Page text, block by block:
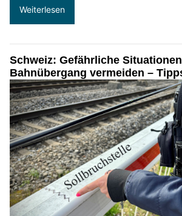
Weiterlesen
Schweiz: Gefährliche
Bahnübergang vermeiden –